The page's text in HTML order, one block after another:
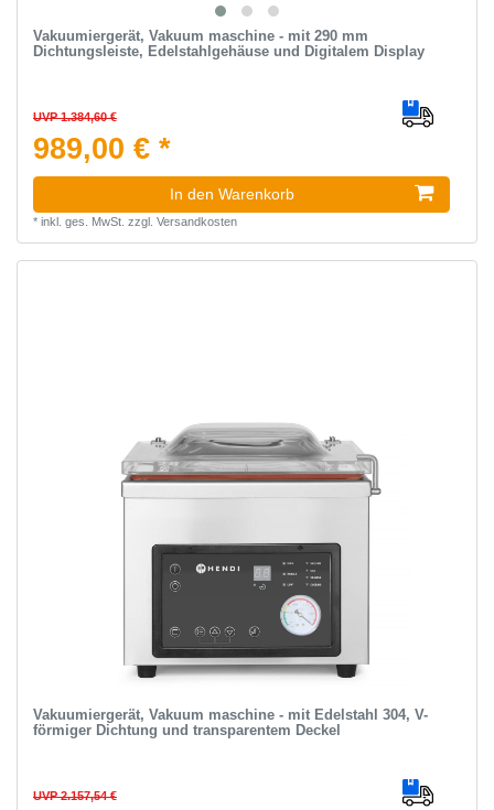
Vakuumiergerät, Vakuum maschine - mit 290 mm
Dichtungsleiste, Edelstahlgehäuse und Digitalem Display
UVP 1.384,60 €
989,00 € *
In den Warenkorb
* inkl. ges. MwSt. zzgl. Versandkosten
Vakuumiergerät, Vakuum maschine - mit Edelstahl 304, V-
förmiger Dichtung und transparentem Deckel
UVP 2.157,54 €